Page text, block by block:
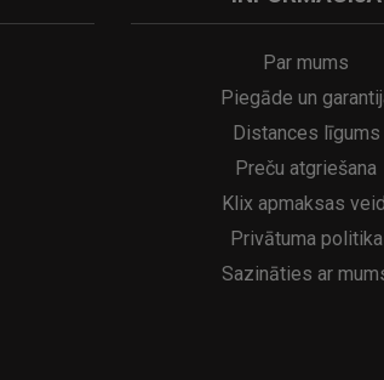
A
kumulatora LED galda lampa SERINA Mini Ø80×200 mm..
21.95€
Par mums
Piegāde un
Distances līgums
Preču atgriešana
Klix apmaksas
Privātuma politika
Sazināties ar